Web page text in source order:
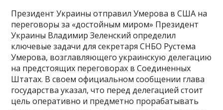
Президент Украины отправил Умерова в США на
переговоры за «достойным миром» Президент
Украины Владимир Зеленский определил
ключевые задачи для секретаря СНБО Рустема
Умерова, возглавляющего украинскую делегацию
на предстоящих переговорах в Соединенных
Штатах. В своем официальном сообщении глава
государства указал, что перед делегацией стоит
цель оперативно и предметно прорабатывать